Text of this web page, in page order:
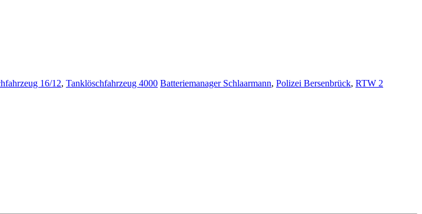
16/12, Tanklöschfahrzeug 4000 Batteriemanager Schlaarmann, Polizei Bersenbrück, RTW 2